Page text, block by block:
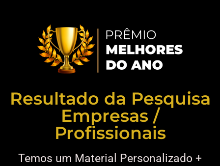
Resultado da Pesquisa
Empresas /
Profissionais
Temos um Material Personalizado +